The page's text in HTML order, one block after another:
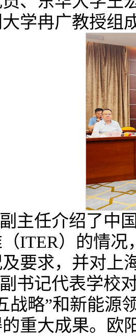
学冉广教授组
主任介绍了中
ITER）的情
要求，并对上
书记代表学校
战略”和新能源
重大成果。欧